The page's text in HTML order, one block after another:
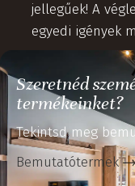
jellegűek! A
egyedi igények
Szeretnéd
termékeinket?
Tekintsd meg
Bemutatótermek